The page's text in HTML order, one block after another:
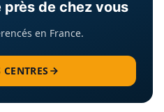
de chez vous
en France.